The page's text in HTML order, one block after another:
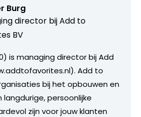
Burg
director bijAdd to
BV
is managing director bij Add
Add to
bij het opbouwen en
persoonlijke
zijn voor jouw klanten